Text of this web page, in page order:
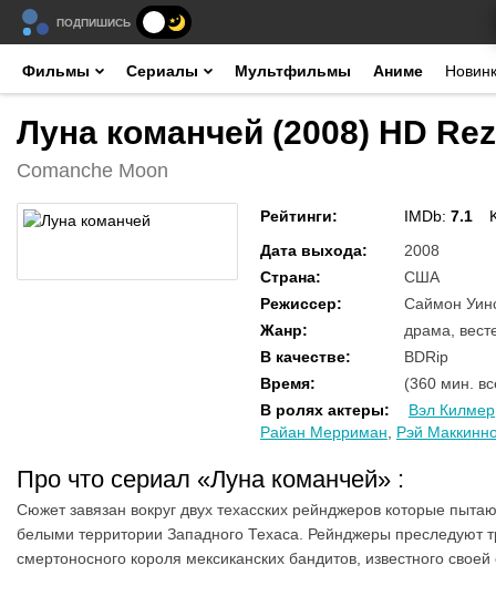
ПОДПИШИСЬ
Фильмы Сериалы Мультфильмы Аниме
Луна команчей (2008) HD
Comanche Moon
Рейтинги: IMDb: 7.1
Дата выхода:
2008
Страна:
США
Режиссер:
Саймон
Жанр:
драма,
В качестве:
BDRip
Время:
(360 мин.
В ролях актеры: Вэл Килмер
Райан Мерриман
Рэй
Про что сериал «Луна команчей» :
Сюжет завязан вокруг двух техасских рейнджеров которые
белыми территории Западного Техаса. Рейнджеры преследуют
смертоносного короля мексиканских бандитов, известного